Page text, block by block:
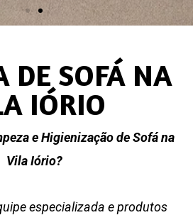
DE SOFÁ NA
IÓRIO
e Higienização de Sofá na
Vila Iório?
especializada e produtos